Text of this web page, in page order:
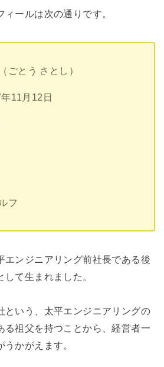
ールは次の通りです。
ごとう さとし）
11月12日
フ
エンジニアリング前社長である後
て生まれました。
という、太平エンジニアリングの
る祖父を持つことから、経営者一
かがえます。